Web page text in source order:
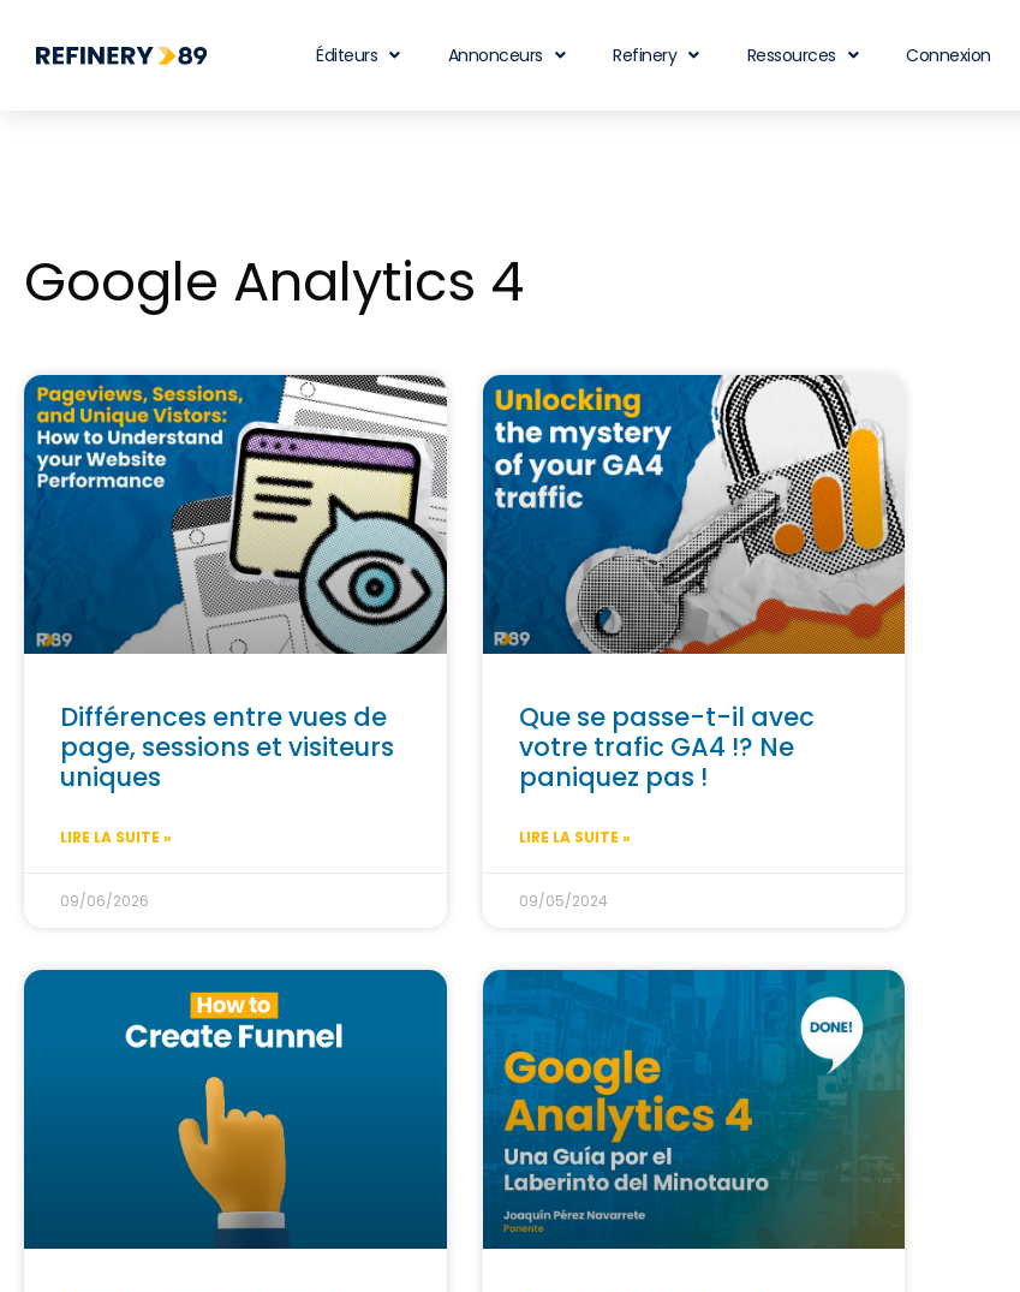
Éditeurs Annonceurs Refinery Ressources Connexion
Google Analytics 4
Différences entre vues de
page, sessions et visiteurs
uniques
LIRE LA SUITE »
09/06/2026
Que se passe-t-il avec
votre trafic GA4 !? Ne
paniquez pas !
LIRE LA SUITE »
09/05/2024